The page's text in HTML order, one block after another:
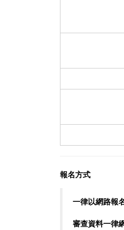
報名方式
一律以網路報
審查資料一律